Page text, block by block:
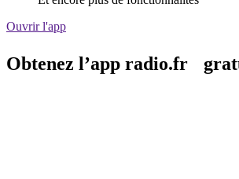
Ouvrir l'app
Obtenez l’app radio.fr